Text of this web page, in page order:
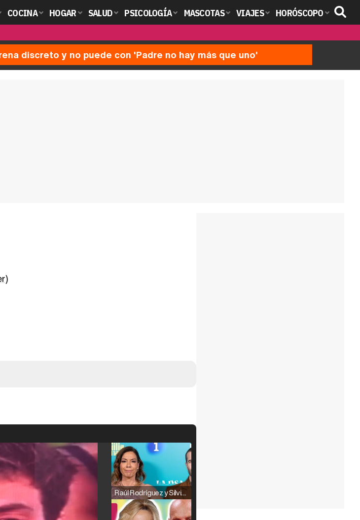
COCINA HOGAR SALUD PSICOLOGÍA MASCOTAS VIAJES HORÓSCOPO
discreto y no puede con 'Padre no hay más que uno'
)
Raúl Rodríguez y Silvia Taulés nos cuentan su papel en 'La familia de la tele'